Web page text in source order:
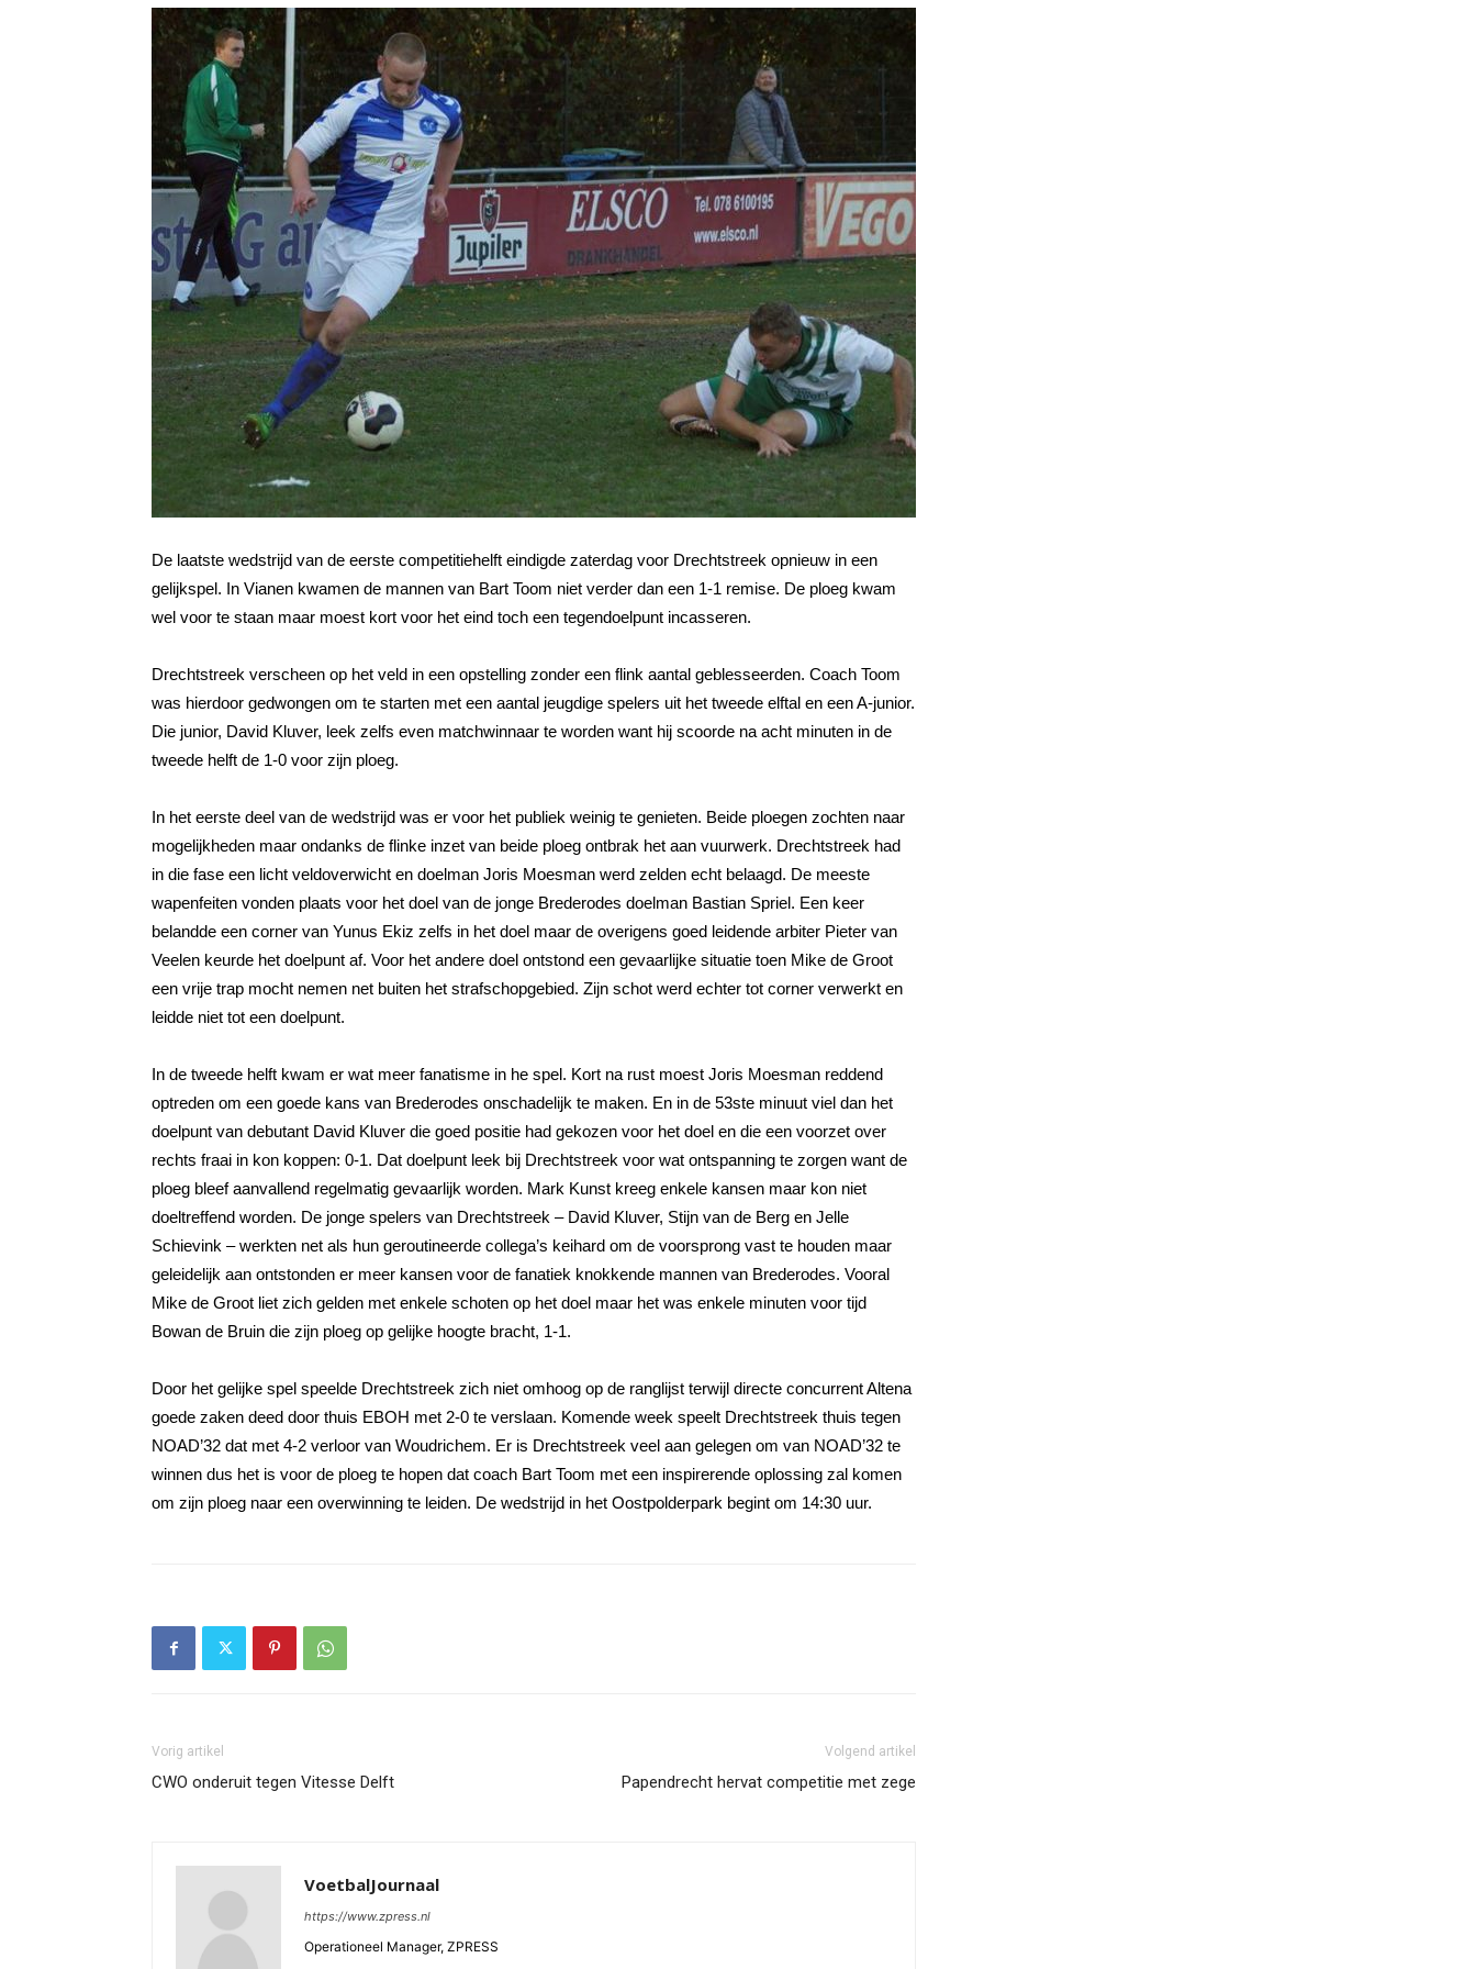
De laatste wedstrijd van de eerste competitiehelft eindigde zaterdag voor Drechtstreek opnieuw in een
gelijkspel. In Vianen kwamen de mannen van Bart Toom niet verder dan een 1-1 remise. De ploeg kwam
wel voor te staan maar moest kort voor het eind toch een tegendoelpunt incasseren.
Drechtstreek verscheen op het veld in een opstelling zonder een flink aantal geblesseerden. Coach Toom
was hierdoor gedwongen om te starten met een aantal jeugdige spelers uit het tweede elftal en een A-junior.
Die junior, David Kluver, leek zelfs even matchwinnaar te worden want hij scoorde na acht minuten in de
tweede helft de 1-0 voor zijn ploeg.
In het eerste deel van de wedstrijd was er voor het publiek weinig te genieten. Beide ploegen zochten naar
mogelijkheden maar ondanks de flinke inzet van beide ploeg ontbrak het aan vuurwerk. Drechtstreek had
in die fase een licht veldoverwicht en doelman Joris Moesman werd zelden echt belaagd. De meeste
wapenfeiten vonden plaats voor het doel van de jonge Brederodes doelman Bastian Spriel. Een keer
belandde een corner van Yunus Ekiz zelfs in het doel maar de overigens goed leidende arbiter Pieter van
Veelen keurde het doelpunt af. Voor het andere doel ontstond een gevaarlijke situatie toen Mike de Groot
een vrije trap mocht nemen net buiten het strafschopgebied. Zijn schot werd echter tot corner verwerkt en
leidde niet tot een doelpunt.
In de tweede helft kwam er wat meer fanatisme in he spel. Kort na rust moest Joris Moesman reddend
optreden om een goede kans van Brederodes onschadelijk te maken. En in de 53ste minuut viel dan het
doelpunt van debutant David Kluver die goed positie had gekozen voor het doel en die een voorzet over
rechts fraai in kon koppen: 0-1. Dat doelpunt leek bij Drechtstreek voor wat ontspanning te zorgen want de
ploeg bleef aanvallend regelmatig gevaarlijk worden. Mark Kunst kreeg enkele kansen maar kon niet
doeltreffend worden. De jonge spelers van Drechtstreek – David Kluver, Stijn van de Berg en Jelle
Schievink – werkten net als hun geroutineerde collega’s keihard om de voorsprong vast te houden maar
geleidelijk aan ontstonden er meer kansen voor de fanatiek knokkende mannen van Brederodes. Vooral
Mike de Groot liet zich gelden met enkele schoten op het doel maar het was enkele minuten voor tijd
Bowan de Bruin die zijn ploeg op gelijke hoogte bracht, 1-1.
Door het gelijke spel speelde Drechtstreek zich niet omhoog op de ranglijst terwijl directe concurrent Altena
goede zaken deed door thuis EBOH met 2-0 te verslaan. Komende week speelt Drechtstreek thuis tegen
NOAD’32 dat met 4-2 verloor van Woudrichem. Er is Drechtstreek veel aan gelegen om van NOAD’32 te
winnen dus het is voor de ploeg te hopen dat coach Bart Toom met een inspirerende oplossing zal komen
om zijn ploeg naar een overwinning te leiden. De wedstrijd in het Oostpolderpark begint om 14:30 uur.
Vorig artikel
CWO onderuit tegen Vitesse Delft
Volgend artikel
Papendrecht hervat competitie met zege
VoetbalJournaal
https://www.zpress.nl
Operationeel Manager, ZPRESS